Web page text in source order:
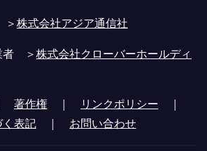
株式会社アジア通信社
者 ＞株式会社クローバーホールディ
著作権 ｜ リンクポリシー ｜
表記 ｜ お問い合わせ